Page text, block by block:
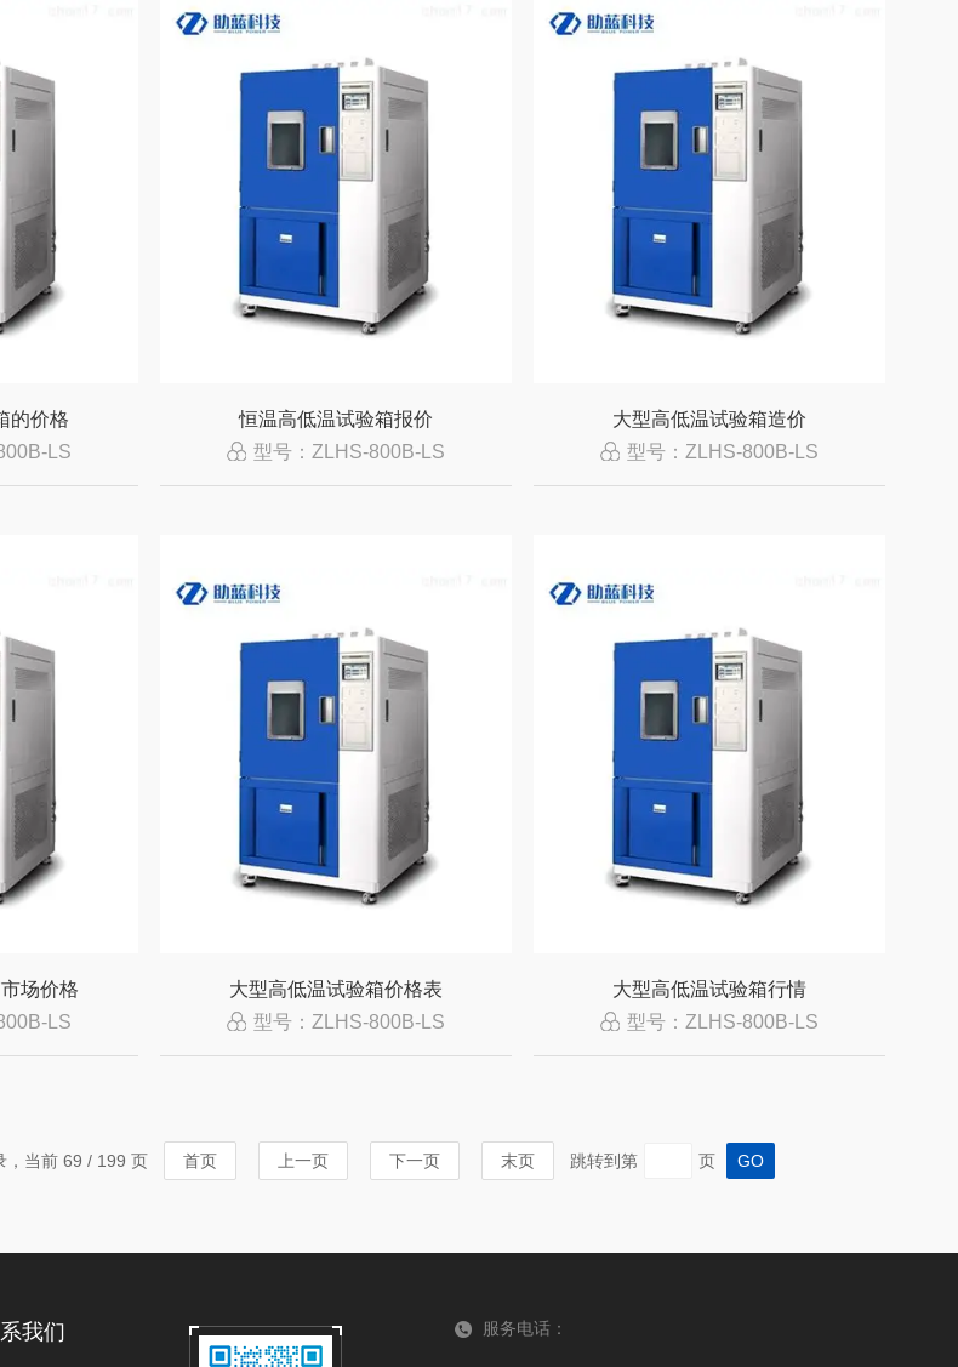
的价格
LS
恒温高低温试验箱报价
型号：ZLHS-800B-LS
大型高低温试验箱造价
型号：ZLHS-800B-LS
场价格
LS
大型高低温试验箱价格表
型号：ZLHS-800B-LS
大型高低温试验箱行情
型号：ZLHS-800B-LS
，当前 69 / 199 页 首页 上一页 下一页 末页 跳转到第 页
我们 服务电话：